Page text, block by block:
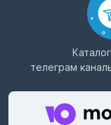
телеграм